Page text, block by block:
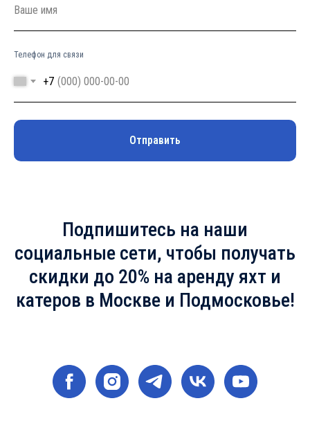
Телефон для связи
+7
Отправить
Подпишитесь на наши
социальные сети, чтобы получать
скидки до 20% на аренду яхт и
катеров в Москве и Подмосковье!